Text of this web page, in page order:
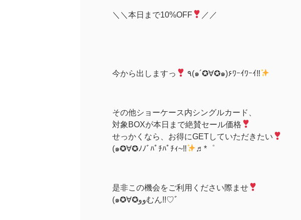
＼＼本日まで10%OFF ／／
今から出しますっ ٩(๑´✪∀✪๑)۶ﾜｰｲﾜｰｲ‼
その他ショーケース内シングルカード、
対象BOXが本日まで絶賛セール価格
せっかくなら、お得にGETしていただきたい
(๑✪∀✪ﾉﾉﾞﾊﾟﾁﾊﾟﾁｨ~‼
♬*゜
是非この機会をご利用ください際ませ
(๑✪∀✪ووむん!!♡ﾞ